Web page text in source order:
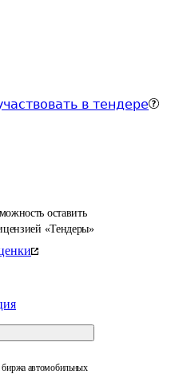
в тендере
оставить
«Тендеры»
автомобильных